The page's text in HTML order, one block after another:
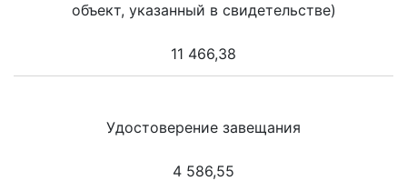
объект, указанный в свидетельстве)
11 466,38
Удостоверение завещания
4 586,55